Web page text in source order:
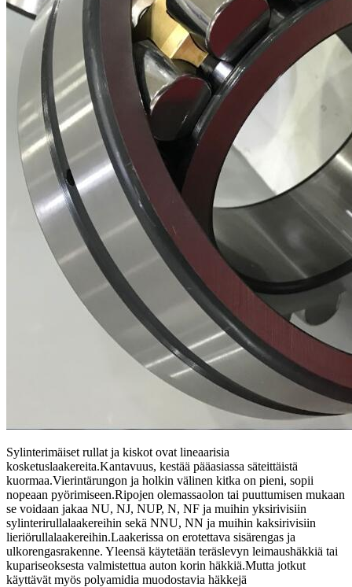
Sylinterimäiset rullat ja kiskot ovat lineaarisia
kosketuslaakereita.Kantavuus, kestää pääasiassa säteittäistä
kuormaa.Vierintärungon ja holkin välinen kitka on pieni, sopii
nopeaan pyörimiseen.Ripojen olemassaolon tai puuttumisen mukaan
se voidaan jakaa NU, NJ, NUP, N, NF ja muihin yksirivisiin
sylinterirullalaakereihin sekä NNU, NN ja muihin kaksirivisiin
lieriörullalaakereihin.Laakerissa on erotettava sisärengas ja
ulkorengasrakenne. Yleensä käytetään teräslevyn leimaushäkkiä tai
kupariseoksesta valmistettua auton korin häkkiä.Mutta jotkut
käyttävät myös polyamidia muodostavia häkkejä